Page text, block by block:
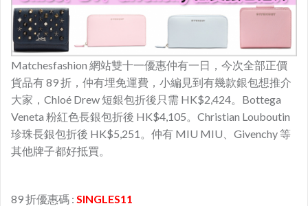
Matchesfashion 網站雙十一優惠仲有一日，今次全部正價
貨品有 89 折，仲有埋免運費，小編見到有幾款銀包想推介
大家，Chloé Drew 短銀包折後只需 HK$2,424。Bottega
Veneta 粉紅色長銀包折後 HK$4,105。Christian Louboutin
珍珠長銀包折後 HK$5,251。仲有 MIU MIU、Givenchy 等
其他牌子都好抵買。
89 折優惠碼 : SINGLES11